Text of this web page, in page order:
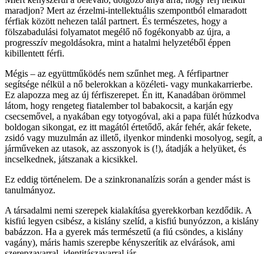
maradjon? Mert az érzelmi-intellektuális szempontból elmaradott
férfiak között nehezen talál partnert. És természetes, hogy a
fölszabadulási folyamatot megélő nő fogékonyabb az újra, a
progresszív megoldásokra, mint a hatalmi helyzetéből éppen
kibillentett férfi.
Mégis – az együttműködés nem szűnhet meg. A férfipartner
segítsége nélkül a nő belerokkan a közéleti- vagy munkakarrierbe.
Ez alapozza meg az új férfiszerepet. Én itt, Kanadában örömmel
látom, hogy rengeteg fiatalember tol babakocsit, a karján egy
csecsemővel, a nyakában egy totyogóval, aki a papa fülét húzkodva
boldogan sikongat, ez itt magától értetődő, akár fehér, akár fekete,
zsidó vagy muzulmán az illető, ilyenkor mindenki mosolyog, segít, a
járműveken az utasok, az asszonyok is (!), átadják a helyüket, és
incselkednek, játszanak a kicsikkel.
Ez eddig történelem. De a szinkronanalízis során a gender mást is
tanulmányoz.
A társadalmi nemi szerepek kialakítása gyerekkorban kezdődik. A
kisfiú legyen csibész, a kislány szelíd, a kisfiú bunyózzon, a kislány
babázzon. Ha a gyerek más természetű (a fiú csöndes, a kislány
vagány), máris hamis szerepbe kényszerítik az elvárások, ami